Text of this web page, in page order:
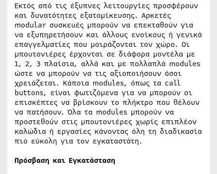
Εκτός από τις έξυπνες λειτουργίες προσφέρουν
και δυνατότητες εξατομίκευσης. Αρκετές
modular συσκευές μπορούν να επεκταθούν για
να εξυπηρετήσουν και άλλους ενοίκους ή γενικά
επαγγελματίες που μοιράζονται τον χώρο. Οι
μπουτονιέρες έρχονται σε διάφορα μοντέλα με
1, 2, 3 πλαίσια, αλλά και με πολλαπλά modules
ώστε να μπορούν να τις αξιοποιήσουν όσοι
χρειάζεται. Κάποια modules, όπως τα call
buttons, είναι φωτιζόμενα για να μπορούν οι
επισκέπτες να βρίσκουν το πλήκτρο που θέλουν
να πατήσουν. Όλα τα modules μπορούν να
προστεθούν στις μπουτονιέρες χωρίς επιπλέον
καλώδια ή εργασίες κάνοντας όλη τη διαδικασία
πιο εύκολη για τον εγκαταστάτη.
Πρόσβαση και Εγκατάσταση